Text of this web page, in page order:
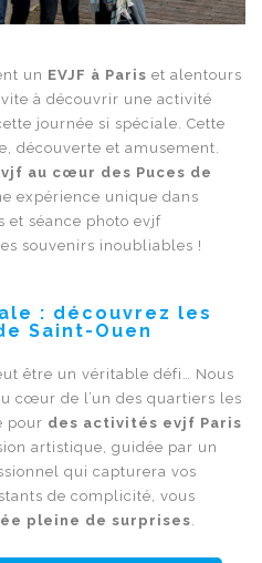
un EVJF à Paris et alentours
à découvrir une activité
journée si spéciale. Cette
découverte et amusement.
au cœur des Puces de
expérience unique dans
et séance photo evjf
souvenirs inoubliables !
: découvrez les
Saint-Ouen
être un véritable défi… Nous
cœur de l’un des quartiers les
pour des activités evjf Paris
artistique, guidée par un
qui capturera vos
de complicité, vous
pleine de surprises